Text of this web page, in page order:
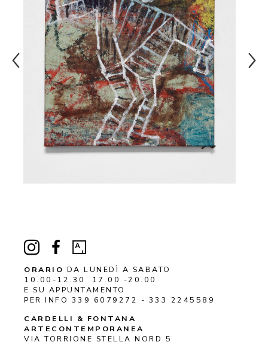
ORARIO DA LUNEDÌ A SABATO
10.00-12.30 17.00 -20.00
E SU APPUNTAMENTO
PER INFO 339 6079272 - 333 2245589
CARDELLI & FONTANA
ARTECONTEMPORANEA
VIA TORRIONE STELLA NORD 5